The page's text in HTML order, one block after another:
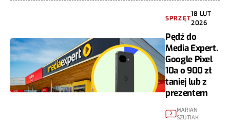
SPRZĘT
18 LUT
2026
Pędź do
Media Expert.
Google Pixel
10a o 900 zł
taniej lub z
prezentem
2
MARIAN
SZUTIAK